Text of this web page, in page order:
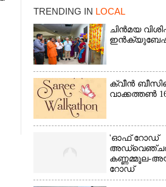
TRENDING IN LOCAL
ചിൻമയ
ക്വീൻ
വാക്കത്തൺ
'ഓഫ് റോഡ്
അഡ്വെഞ്ചർ
കണ്ണമ്മൂല-
റോഡ്
×